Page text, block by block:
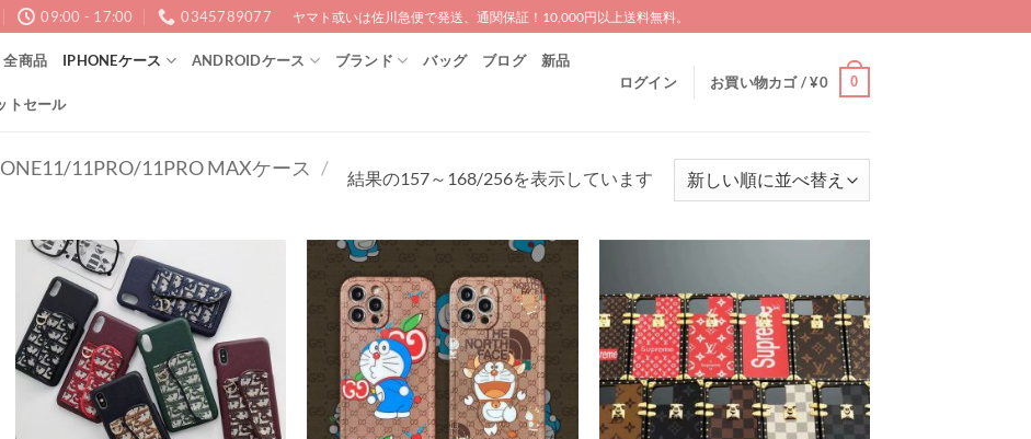
09:00 - 17:00 0345789077 ヤマト或いは佐川急便で発送、通関保証！10,000円以上送料無料。
全商品 IPHONEケース ANDROIDケース ブランド バッグ ブログ 新品
トセール
ログイン お買い物カゴ /¥0 0
11PRO/11PRO MAXケース /
結果の157～168/256を表示しています新